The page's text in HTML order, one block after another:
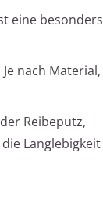
eine besonders
nach Material,
Reibeputz,
Langlebigkeit